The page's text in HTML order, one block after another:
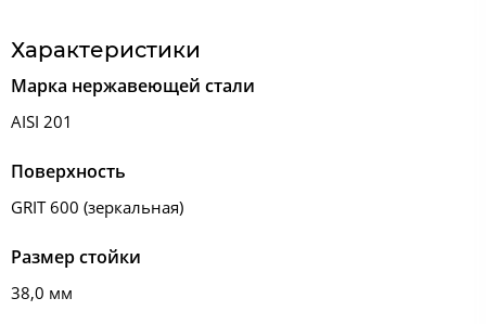
Характеристики
Марка нержавеющей стали
AISI 201
Поверхность
GRIT 600 (зеркальная)
Размер стойки
38,0 мм